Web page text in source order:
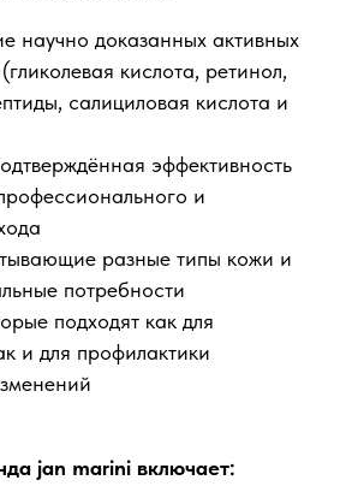
научно доказанных активных
кислота, ретинол,
салициловая кислота и
эффективность
и
разные типы кожи и
потребности
подходят как для
и для профилактики
jan marini включает: